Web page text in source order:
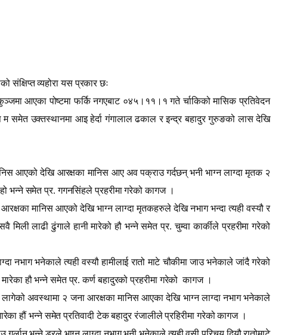
संक्षिप्त व्यहोरा यस प्रकार छः
आएका पोष्टमा फर्कि नगएबाट ०४५।११।१ गते र्चाकिको मासिक प्रतिवेदन
म समेत उक्तस्थानमा आइ हेर्दा गंगालाल ढकाल र इन्द्र बहादुर गुरुङको लास देखि
आएको देखि आरक्षका मानिस आए अव पक्राउ गर्दछन् भनी भाग्न लाग्दा मृतक २
हो भन्ने समेत प्र. गगनसिंहले प्रहरीमा गरेको कागज ।
मानिस आएको देखि भाग्न लाग्दा मृतकहरुले देखि नभाग भन्दा त्यही वस्यौ र
मिली लाढी ढुंगाले हानी मारेको हौ भन्ने समेत प्र. चुम्वा कार्कीले प्रहरीमा गरेको
नभाग भनेकाले त्यही वस्यौ हामीलाई रातो माटे चौकीमा जाउ भनेकाले जांदै गरेको
हौ भन्ने समेत प्र. कर्ण बहादुरको प्रहरीमा गरेको कागज ।
लागेको अवस्थामा २ जना आरक्षका मानिस आएका देखि भाग्न लाग्दा नभाग भनेकाले
हौं भन्ने समेत प्रतिवादी टेक बहादुर रंजालीले प्रहिरीमा गरेको कागज ।